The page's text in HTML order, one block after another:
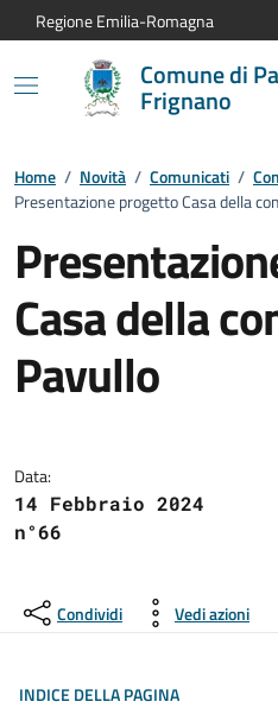
Vai al contenuto principale
Vai alla navigazione del sito
Vai al piede di pagina
Regione Emilia-Romagna
Comune di
Frignano
Home / Novità / Comunicati /
Presentazione progetto Casa della
Casa della
Pavullo
Data:
14 Febbraio 2024
n°66
Condividi Vedi azioni
INDICE DELLA PAGINA